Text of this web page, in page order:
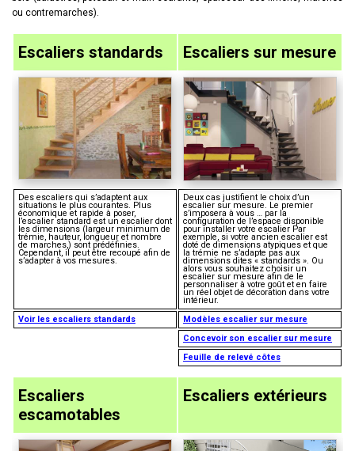
ou contremarches).
Escaliers standards Escaliers sur mesure
Des escaliers qui s’adaptent aux
situations le plus courantes. Plus
économique et rapide à poser,
l’escalier standard est un escalier dont
les dimensions (largeur minimum de
trémie, hauteur, longueur et nombre
de marches,) sont prédéfinies.
Cependant, il peut être recoupé afin de
s’adapter à vos mesures.
Deux cas justifient le choix d’un
escalier sur mesure. Le premier
s’imposera à vous … par la
configuration de l’espace disponible
pour installer votre escalier Par
exemple, si votre ancien escalier est
doté de dimensions atypiques et que
la trémie ne s’adapte pas aux
dimensions dites « standards ». Ou
alors vous souhaitez choisir un
escalier sur mesure afin de le
personnaliser à votre goût et en faire
un réel objet de décoration dans votre
intérieur.
Voir les escaliers standards
Modèles escalier sur mesure
Concevoir son escalier sur mesure
Feuille de relevé côtes
Escaliers
escamotables
Escaliers extérieurs